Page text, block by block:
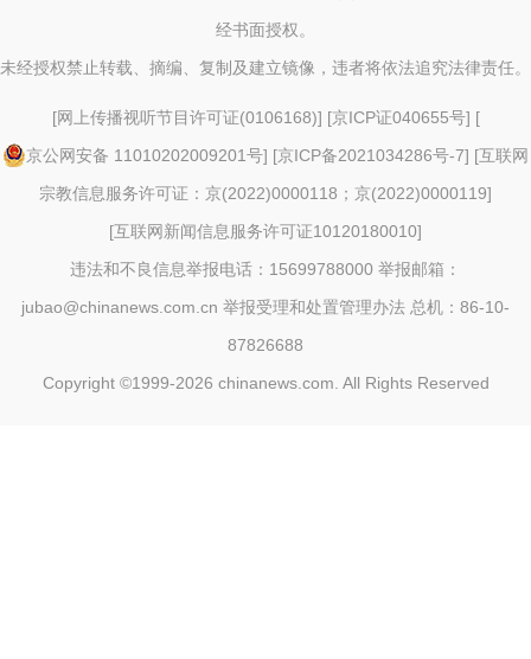
经书面授权。
未经授权禁止转载、摘编、复制及建立镜像，违者将依法追究法律责任。
[网上传播视听节目许可证(0106168)] [京ICP证040655号] [
京公网安备 11010202009201号] [京ICP备2021034286号-7] [互联网
宗教信息服务许可证：京(2022)0000118；京(2022)0000119]
[互联网新闻信息服务许可证10120180010]
违法和不良信息举报电话：15699788000 举报邮箱：
jubao@chinanews.com.cn 举报受理和处置管理办法 总机：86-10-
87826688
Copyright ©1999-2026 chinanews.com. All Rights Reserved